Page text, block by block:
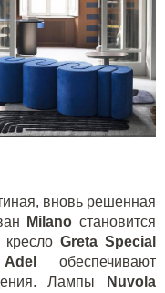
вновь решенная
Milanoстановится
креслоGreta Special
Adelобеспечивают
Лампы
Nuvola